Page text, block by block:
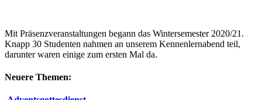
Mit Präsenzveranstaltungen begann das Wintersemester 2020/21.
Knapp 30 Studenten nahmen an unserem Kennenlernabend teil,
darunter waren einige zum ersten Mal da.
Neuere Themen: